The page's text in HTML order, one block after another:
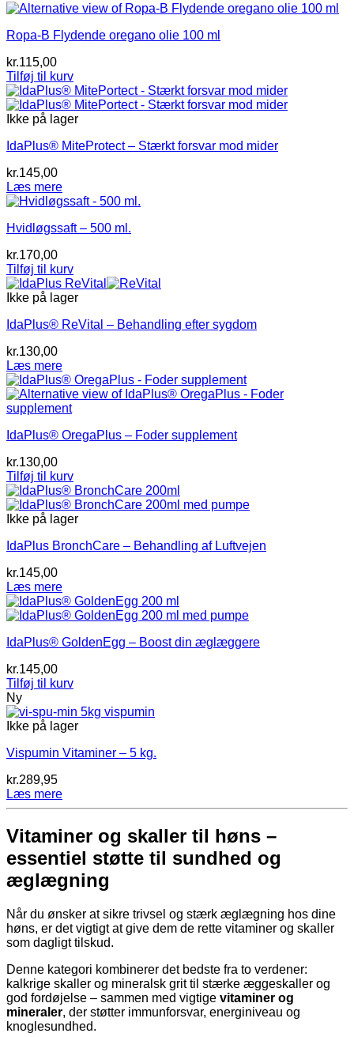
Ropa-B Flydende oregano olie 100 ml
kr.115,00
Tilføj til kurv
Ikke på lager
IdaPlus® MiteProtect – Stærkt forsvar mod mider
kr.145,00
Læs mere
Hvidløgssaft – 500 ml.
kr.170,00
Tilføj til kurv
Ikke på lager
IdaPlus® ReVital – Behandling efter sygdom
kr.130,00
Læs mere
IdaPlus® OregaPlus – Foder supplement
kr.130,00
Tilføj til kurv
Ikke på lager
IdaPlus BronchCare – Behandling af Luftvejen
kr.145,00
Læs mere
IdaPlus® GoldenEgg – Boost din æglæggere
kr.145,00
Tilføj til kurv
Ny
Ikke på lager
Vispumin Vitaminer – 5 kg.
kr.289,95
Læs mere
Vitaminer og skaller til høns –
essentiel støtte til sundhed og
æglægning
Når du ønsker at sikre trivsel og stærk æglægning hos dine
høns, er det vigtigt at give dem de rette vitaminer og skaller
som dagligt tilskud.
Denne kategori kombinerer det bedste fra to verdener:
kalkrige skaller og mineralsk grit til stærke æggeskaller og
god fordøjelse – sammen med vigtige vitaminer og
mineraler, der støtter immunforsvar, energiniveau og
knoglesundhed.